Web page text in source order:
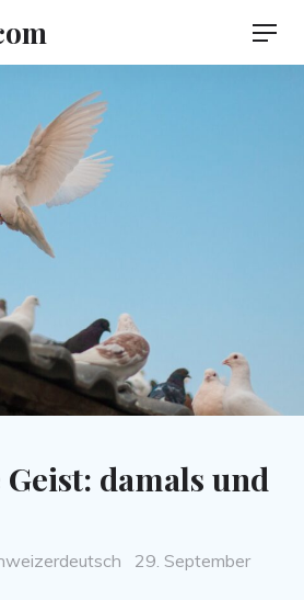
damals und
Posted
29. September